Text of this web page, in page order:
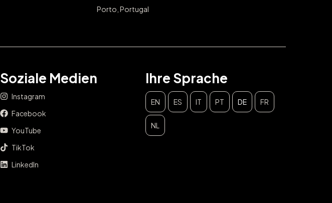
Porto, Portugal
Soziale Medien
Instagram
Facebook
YouTube
TikTok
LinkedIn
Ihre Sprache
EN ES IT PT DE FR
NL